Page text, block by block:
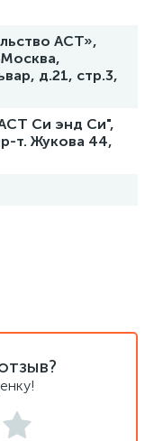
АСТ»,
д.21, стр.3,
Си энд Си",
т. Жукова 44,